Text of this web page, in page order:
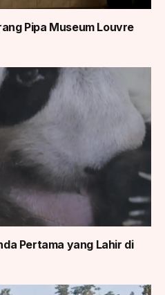
Pipa Museum Louvre
Pertama yang Lahir di